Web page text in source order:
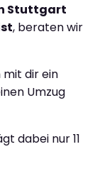
Stuttgart
, beraten wir
mit dir ein
Umzug
dabei nur 11